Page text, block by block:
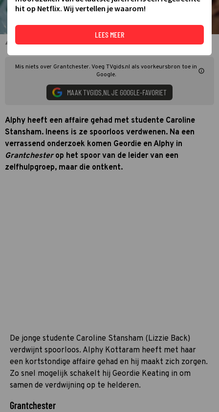
Rishi Nair en Robson Green in Grantchester
Mis niets over Grantchester. Voeg TVgids.nl als voorkeursbron toe in
Google.
MAAK TVGIDS.NL JE GOOGLE-FAVORIET
Alphy heeft een affaire gehad met studente Caroline
Stansham. Ineens is ze spoorloos verdwenen. Na een
verrassend onderzoek komen Geordie en Alphy in
Grantchesterop het spoor van de leider van een
zelfhulpgroep, maar die ontkent.
De jonge studente Caroline Stansham (Lizzie Back)
verdwijnt spoorloos. Alphy Kottaram heeft met haar
een kortstondige affaire gehad en hij maakt zich zorgen.
Zo snel mogelijk schakelt hij Geordie Keating in om
samen de verdwijning op te helderen.
Grantchester
hit op Netflix. Wij vertellen je waarom!
LEES MEER